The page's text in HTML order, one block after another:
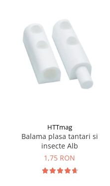
HTTmag
Balama plasa tantari si
insecte Alb
1,75 RON